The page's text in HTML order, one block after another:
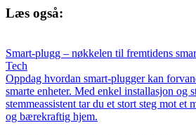
Læs også:
Smart-plugg – nøkkelen til fremtidens
Tech
Oppdag hvordan smart-plugger kan
smarte enheter. Med enkel installasjon og
stemmeassistent tar du et stort steg mot
og bærekraftig hjem.